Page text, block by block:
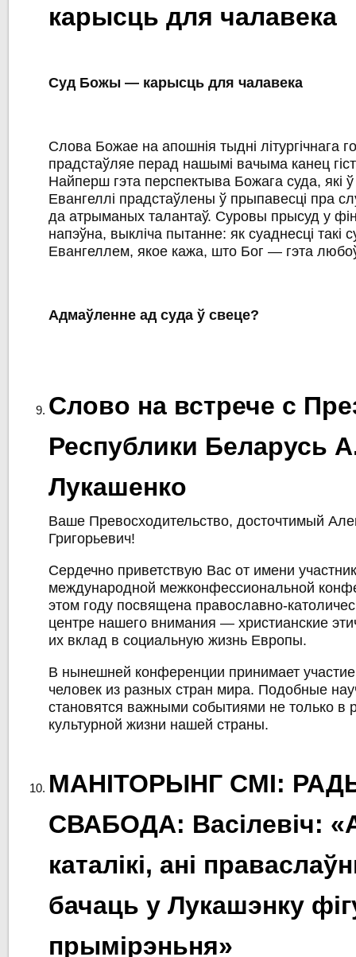
карысць для чалавека
Суд Божы — карысць для чалавека
Слова Божае на апошнія тыдні літургічнага
прадстаўляе перад нашымі вачыма канец
Найперш гэта перспектыва Божага суда, які
Евангеллі прадстаўлены ў прыпавесці пра
да атрыманых талантаў. Суровы прысуд у
напэўна, выкліча пытанне: як суаднесці такі
Евангеллем, якое кажа, што Бог — гэта
Адмаўленне ад суда ў свеце?
Слово на встрече с
Республики Беларусь
Лукашенко
Ваше Превосходительство, досточтимый
Григорьевич!
Сердечно приветствую Вас от имени
международной межконфессиональной
этом году посвящена православно-
центре нашего внимания — христианские
их вклад в социальную жизнь Европы.
В нынешней конференции принимает
человек из разных стран мира. Подобные
становятся важными событиями не только в
культурной жизни нашей страны.
МАНІТОРЫНГ СМІ:
СВАБОДА: Васілевіч:
каталікі, ані
бачаць у Лукашэнку
прымірэньня»